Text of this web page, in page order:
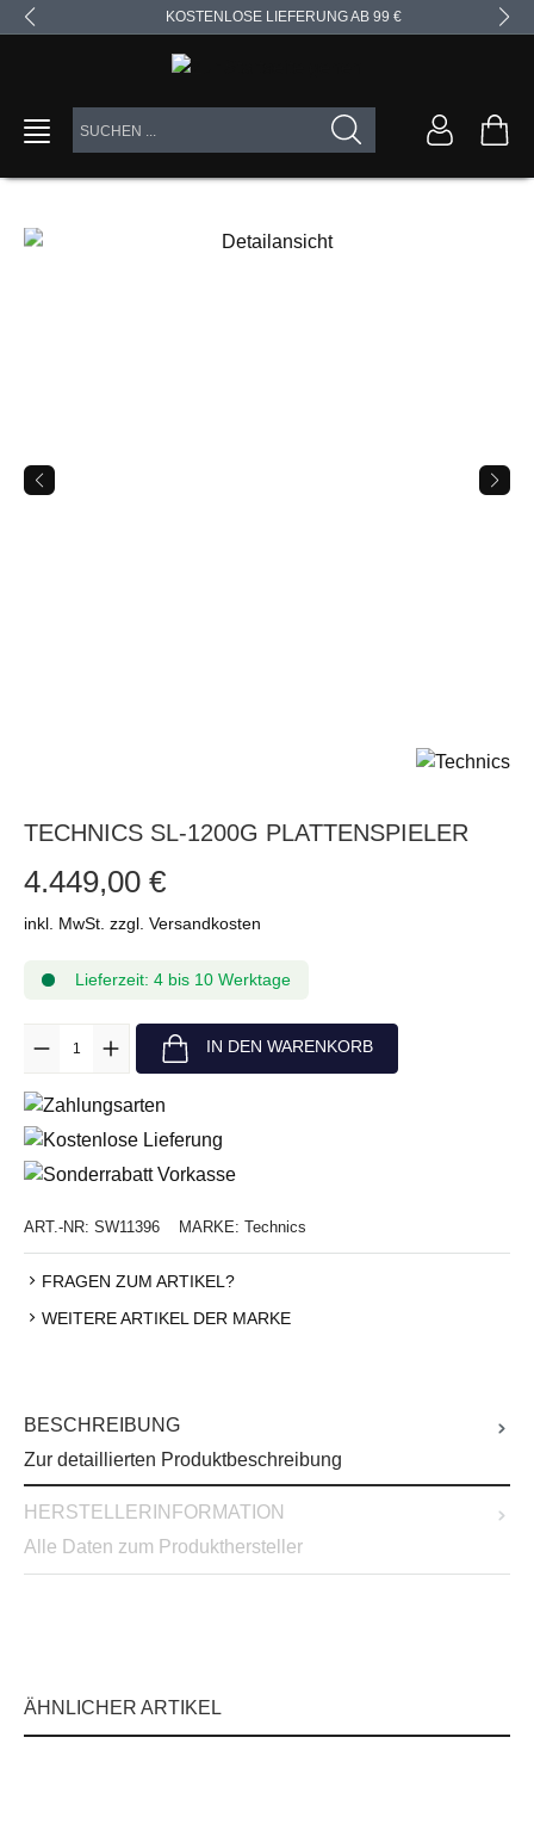
springen KOSTENLOSE LIEFERUNG AB 99 €
TECHNICS SL-1200G PLATTENSPIELER
4.449,00 €
inkl. MwSt. zzgl. Versandkosten
Lieferzeit: 4 bis 10 Werktage
IN DEN WARENKORB
ART.-NR: SW11396 MARKE: Technics
FRAGEN ZUM ARTIKEL?
WEITERE ARTIKEL DER MARKE
BESCHREIBUNG
Zur detaillierten Produktbeschreibung
HERSTELLERINFORMATION
Alle Daten zum Produkthersteller
ÄHNLICHER ARTIKEL